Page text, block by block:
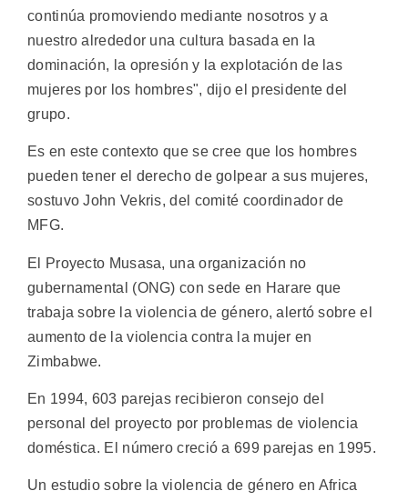
continúa promoviendo mediante nosotros y a
nuestro alrededor una cultura basada en la
dominación, la opresión y la explotación de las
mujeres por los hombres", dijo el presidente del
grupo.
Es en este contexto que se cree que los hombres
pueden tener el derecho de golpear a sus mujeres,
sostuvo John Vekris, del comité coordinador de
MFG.
El Proyecto Musasa, una organización no
gubernamental (ONG) con sede en Harare que
trabaja sobre la violencia de género, alertó sobre el
aumento de la violencia contra la mujer en
Zimbabwe.
En 1994, 603 parejas recibieron consejo del
personal del proyecto por problemas de violencia
doméstica. El número creció a 699 parejas en 1995.
Un estudio sobre la violencia de género en Africa